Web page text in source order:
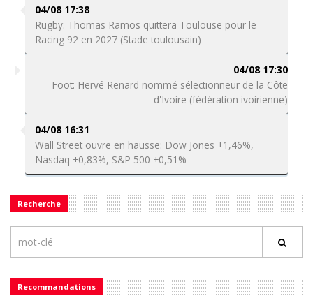
04/08 17:38
Rugby: Thomas Ramos quittera Toulouse pour le
Racing 92 en 2027 (Stade toulousain)
04/08 17:30
Foot: Hervé Renard nommé sélectionneur de la Côte
d'Ivoire (fédération ivoirienne)
04/08 16:31
Wall Street ouvre en hausse: Dow Jones +1,46%,
Nasdaq +0,83%, S&P 500 +0,51%
Recherche
Recommandations